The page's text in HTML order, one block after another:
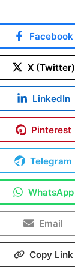
Facebook
X (Twitter)
LinkedIn
Pinterest
Telegram
WhatsApp
Email
Copy Link